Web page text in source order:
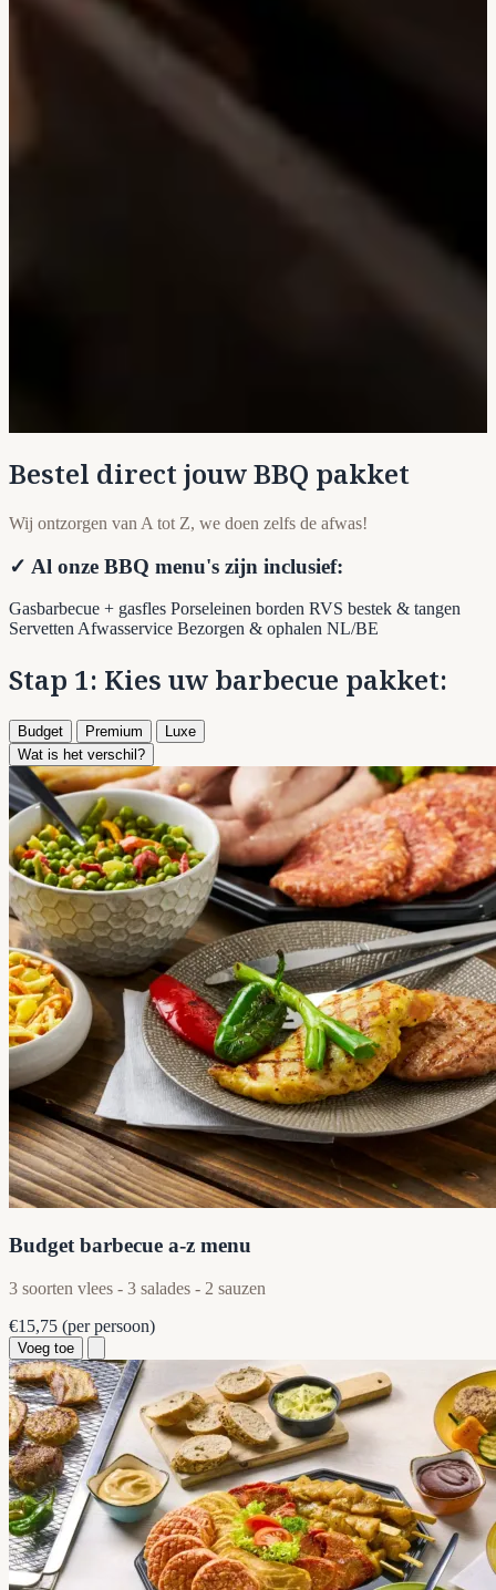
Bestel direct jouw BBQ pakket
Wij ontzorgen van A tot Z, we doen zelfs de afwas!
✓ Al onze BBQ menu's zijn inclusief:
Gasbarbecue + gasfles Porseleinen borden RVS bestek & tangen
ServettenAfwasservice Bezorgen & ophalen NL/BE
Stap 1: Kies uw barbecue pakket:
Budget Premium
Luxe
Wat is het verschil?
Budget barbecue a-z menu
3 soorten vlees - 3 salades - 2 sauzen
€15,75 (per persoon)
Voeg toe